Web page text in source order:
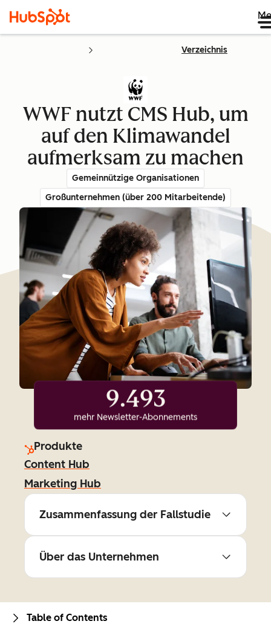
Verzeichnis
WWF nutzt CMS Hub, um
auf den Klimawandel
aufmerksam zu machen
Gemeinnützige Organisationen
Großunternehmen (über 200 Mitarbeitende)
9.493
mehr Newsletter-Abonnements
Produkte
Content Hub
Marketing Hub
Zusammenfassung der Fallstudie
Über das Unternehmen
Table of Contents